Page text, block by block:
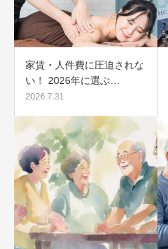
家賃・人件費に圧迫されな
い！ 2026年に選ぶ…
2026.7.31